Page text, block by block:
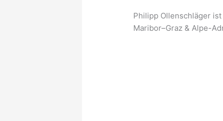
Philipp Ollenschläger
Maribor–Graz & Alpe-